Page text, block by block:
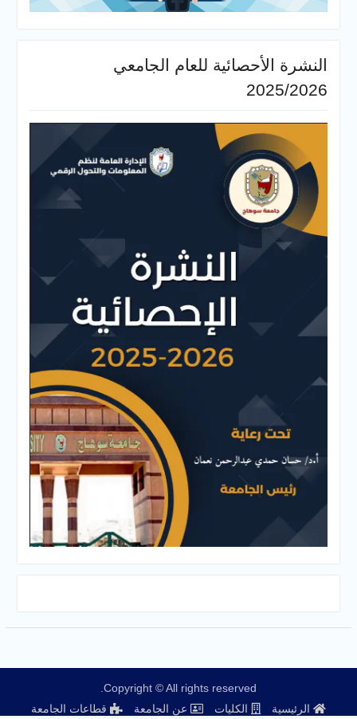
النشرة الأحصائية للعام الجامعي
2025/2026
Copyright © All rights reserved.
الرئيسية
الكليات عن الجامعة قطاعات الجامعة